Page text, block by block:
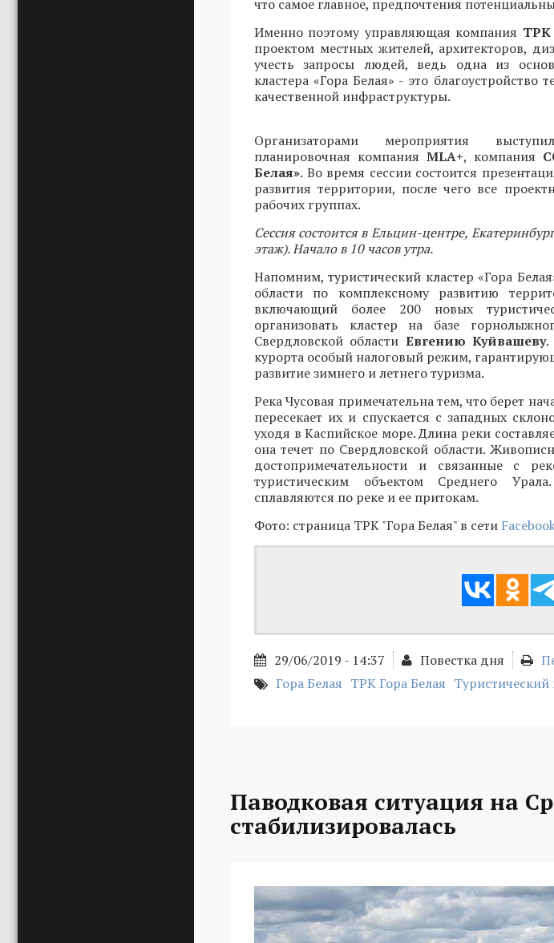
что самое главное, предпочтения
Именно поэтому управляющая компания ТРК
проектом местных жителей, архитекторов,
учесть запросы людей, ведь одна из
кластера «Гора Белая» - это
качественной инфраструктуры.
Организаторами мероприятия
планировочная компания MLA+, компания
Белая». Во время сессии состоится
развития территории, после чего все
рабочих группах.
Сессия состоится в Ельцин-центре,
этаж). Начало в 10 часов утра.
Напомним, туристический кластер «Гора
области по комплексному развитию
включающий более 200 новых
организовать кластер на базе
Свердловской области Евгению Куйвашеву.
курорта особый налоговый режим,
развитие зимнего и летнего туризма.
Река Чусовая примечательна тем, что берет
пересекает их и спускается с западных
уходя в Каспийское море. Длина реки
она течет по Свердловской области.
достопримечательности и связанные с
туристическим объектом Среднего
сплавляются по реке и ее притокам.
Фото: страница ТРК "Гора Белая" в сети
29/06/2019 - 14:37 Повестка дня
Гора Белая ТРК Гора Белая Туристический
Паводковая ситуация на
стабилизировалась